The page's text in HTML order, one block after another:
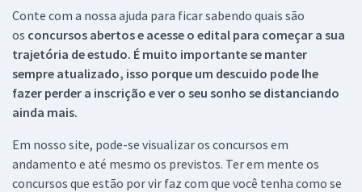
Conte com a nossa ajuda para ficar sabendo quais são
os concursos abertos e acesse o edital para começar a sua
trajetória de estudo. É muito importante se manter
sempre atualizado, isso porque um descuido pode lhe
fazer perder a inscrição e ver o seu sonho se distanciando
ainda mais.
Em nosso site, pode-se visualizar os concursos em
andamento e até mesmo os previstos. Ter em mente os
concursos que estão por vir faz com que você tenha como se